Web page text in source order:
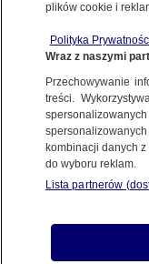
pomoże
1.04.2016, 13:09
Udostępnij
plików cookie i
Polityka
Wraz z naszymi
Przechowywanie
treści.
kombinacji danych
do wyboru reklam.
Lista partnerów